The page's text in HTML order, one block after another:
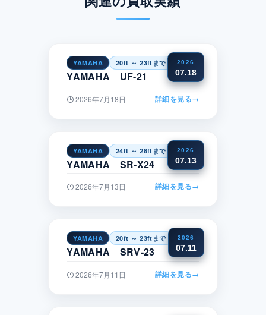
2026
07.18
YAMAHA 20ft ～ 23ftまで 近畿
YAMAHA UF-21
2026年7月18日 詳細を見る→
2026
07.13
YAMAHA 24ft ～ 28ftまで 関東
YAMAHA SR-X24
2026年7月13日 詳細を見る→
2026
07.11
YAMAHA 20ft ～ 23ftまで 中国
YAMAHA SRV-23
2026年7月11日 詳細を見る→